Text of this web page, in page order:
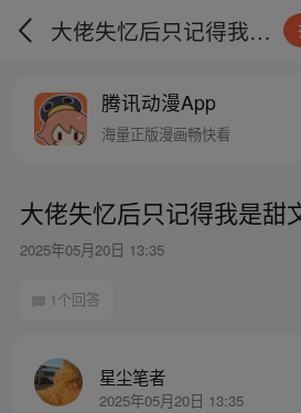
大佬失忆后只记得我是甜文吗
腾讯动漫App
海量正版漫画畅快看
大佬失忆后只记得我是甜
2025年05月20日 13:35
1个回答
星尘笔者
2025年05月20日 13:35